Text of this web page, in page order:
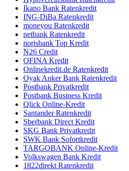
Ikano Bank Ratenkredit
ING-DiBa Ratenkredit
moneyou Ratenkredit
netbank Ratenkredit
norisbank Top Kredit
N26 Credit
OFINA Kredit
Onlinekredit.de Ratenkredit
Oyak Anker Bank Ratenkredit
Postbank Privatkredit
Postbank Business Kredit
Qlick Online-Kredit
Santander Ratenkredit
Sberbank Direct Kredit
SKG Bank Privatkredit
SWK Bank Sofortkredit
TARGOBANK Online-Kredit
Volkswagen Bank Kredit
1822direkt Ratenkredit